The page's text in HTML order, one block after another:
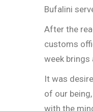
Bufalini
After the
customs
week brings
It was
of our
with the